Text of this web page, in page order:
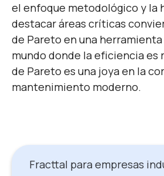
el enfoque metodológico y la
destacar áreas críticas
de Pareto en una herramienta
mundo donde la eficiencia es
de Pareto es una joya en la
mantenimiento moderno.
Fracttal para empresas